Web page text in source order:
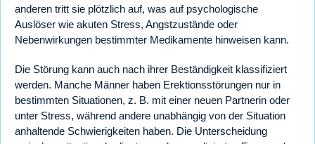
anderen tritt sie plötzlich auf, was auf psychologische
Auslöser wie akuten Stress, Angstzustände oder
Nebenwirkungen bestimmter Medikamente hinweisen kann.
Die Störung kann auch nach ihrer Beständigkeit klassifiziert
werden. Manche Männer haben Erektionsstörungen nur in
bestimmten Situationen, z. B. mit einer neuen Partnerin oder
unter Stress, während andere unabhängig von der Situation
anhaltende Schwierigkeiten haben. Die Unterscheidung